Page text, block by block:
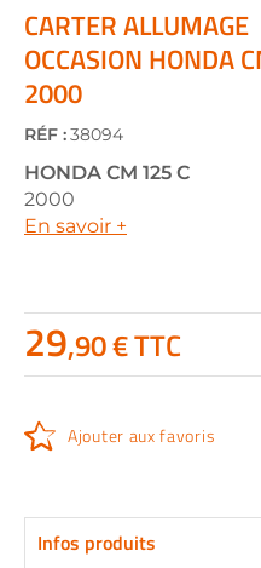
the
beginning
of
the
images
gallery
CARTER ALLUMAGE
OCCASION HONDA
2000
RÉF :38094
HONDA CM 125 C
2000
En savoir +
29,90 € TTC
Ajouter aux favoris
Infos produits